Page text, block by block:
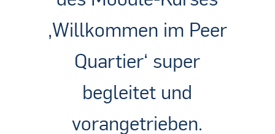
‚Willkommen im Peer
Quartier‘ super
begleitet und
vorangetrieben.